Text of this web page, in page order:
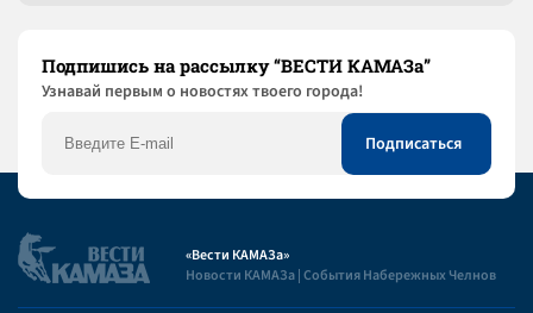
Подпишись на рассылку “ВЕСТИ КАМАЗа”
Узнaвай первым о новостях твоего города!
«Вести КАМАЗа»
Новости КАМАЗа | События Набережных Челнов